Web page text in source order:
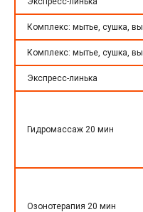
Комплекс: мытье, сушка,
Комплекс: мытье, сушка,
Экспресс-линька
Гидромассаж 20 мин
Озонотерапия 20 мин